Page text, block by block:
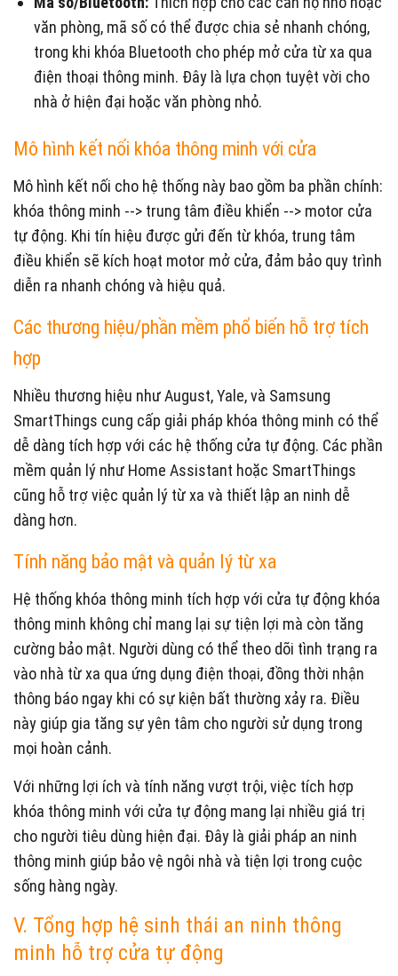
văn phòng, mã số có thể được chia sẻ nhanh chóng,
trong khi khóa Bluetooth cho phép mở cửa từ xa qua
điện thoại thông minh. Đây là lựa chọn tuyệt vời cho
nhà ở hiện đại hoặc văn phòng nhỏ.
Mô hình kết nối khóa thông minh với cửa
Mô hình kết nối cho hệ thống này bao gồm ba phần chính:
khóa thông minh --> trung tâm điều khiển --> motor cửa
tự động. Khi tín hiệu được gửi đến từ khóa, trung tâm
điều khiển sẽ kích hoạt motor mở cửa, đảm bảo quy trình
diễn ra nhanh chóng và hiệu quả.
Các thương hiệu/phần mềm phổ biến hỗ trợ tích
hợp
Nhiều thương hiệu như August, Yale, và Samsung
SmartThings cung cấp giải pháp khóa thông minh có thể
dễ dàng tích hợp với các hệ thống cửa tự động. Các phần
mềm quản lý như Home Assistant hoặc SmartThings
cũng hỗ trợ việc quản lý từ xa và thiết lập an ninh dễ
dàng hơn.
Tính năng bảo mật và quản lý từ xa
Hệ thống khóa thông minh tích hợp với cửa tự động khóa
thông minh không chỉ mang lại sự tiện lợi mà còn tăng
cường bảo mật. Người dùng có thể theo dõi tình trạng ra
vào nhà từ xa qua ứng dụng điện thoại, đồng thời nhận
thông báo ngay khi có sự kiện bất thường xảy ra. Điều
này giúp gia tăng sự yên tâm cho người sử dụng trong
mọi hoàn cảnh.
Với những lợi ích và tính năng vượt trội, việc tích hợp
khóa thông minh với cửa tự động mang lại nhiều giá trị
cho người tiêu dùng hiện đại. Đây là giải pháp an ninh
thông minh giúp bảo vệ ngôi nhà và tiện lợi trong cuộc
sống hàng ngày.
V. Tổng hợp hệ sinh thái an ninh thông
minh hỗ trợ cửa tự động